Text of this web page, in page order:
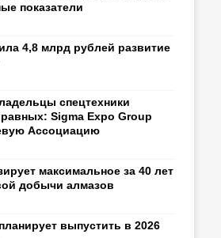
показатели
4,8 млрд рублей развитие
спецтехники
Sigma Expo Group
Ассоциацию
максимальное за 40 лет
добычи алмазов
выпустить в 2026